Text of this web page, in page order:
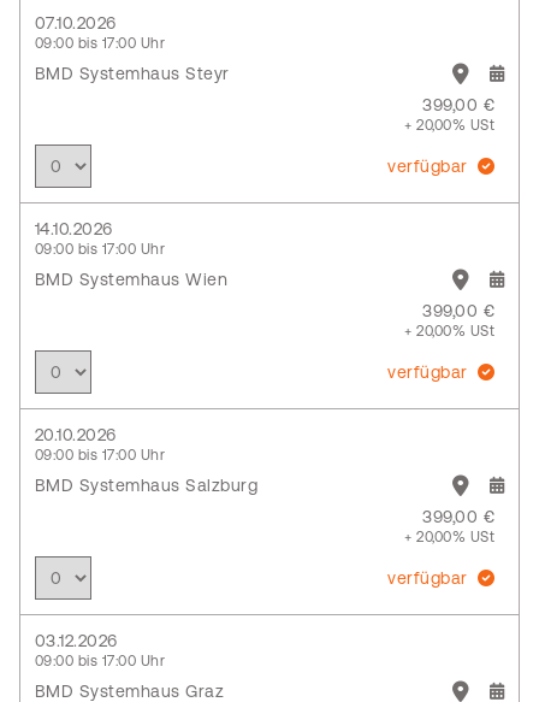
07.10.2026
09:00 bis 17:00 Uhr
BMD Systemhaus Steyr
399,00 €
+ 20,00% USt
verfügbar
14.10.2026
09:00 bis 17:00 Uhr
BMD Systemhaus Wien
399,00 €
+ 20,00% USt
verfügbar
20.10.2026
09:00 bis 17:00 Uhr
BMD Systemhaus Salzburg
399,00 €
+ 20,00% USt
verfügbar
03.12.2026
09:00 bis 17:00 Uhr
BMD Systemhaus Graz